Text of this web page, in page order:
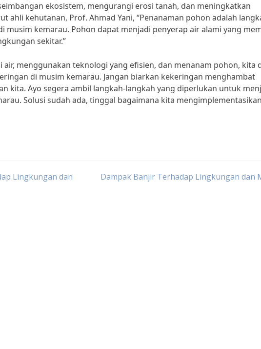
ekosistem, mengurangi erosi tanah, dan meningkatkan
ahli kehutanan, Prof. Ahmad Yani, “Penanaman pohon adalah
musim kemarau. Pohon dapat menjadi penyerap air alami yang
sekitar.”
air, menggunakan teknologi yang efisien, dan menanam pohon, kita
di musim kemarau. Jangan biarkan kekeringan menghambat
kita. Ayo segera ambil langkah-langkah yang diperlukan untuk
Solusi sudah ada, tinggal bagaimana kita
Lingkungan dan
Dampak Banjir Terhadap Lingkungan dan